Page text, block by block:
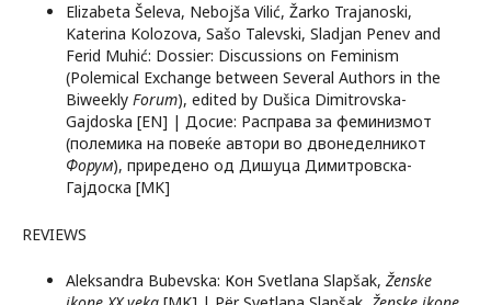
Elizabeta Šeleva, Nebojša Vilić, Žarko Trajanoski,
Katerina Kolozova, Sašo Talevski, Sladjan Penev and
Ferid Muhić: Dossier: Discussions on Feminism
(Polemical Exchange between Several Authors in the
Biweekly Forum), edited by Dušica Dimitrovska-
Gajdoska [EN] | Досие: Расправа за феминизмот
(полемика на повеќе автори во двонеделникот
Форум), приредено од Дишуца Димитровска-
Гајдоска [MK]
REVIEWS
Aleksandra Bubevska: Кон Svetlana Slapšak, Ženske